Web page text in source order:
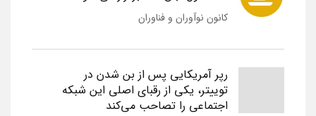
کانون نوآوران و فناوران
رپر آمریکایی پس از بن شدن در
توییتر، یکی از رقبای اصلی این شبکه
اجتماعی را تصاحب می‌کند